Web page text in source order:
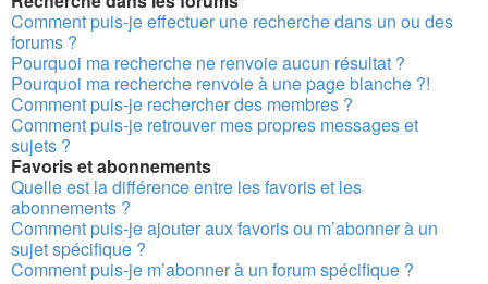
Comment puis-je effectuer une recherche dans un ou des
forums ?
Pourquoi ma recherche ne renvoie aucun résultat ?
Pourquoi ma recherche renvoie à une page blanche ?!
Comment puis-je rechercher des membres ?
Comment puis-je retrouver mes propres messages et
sujets ?
Favoris et abonnements
Quelle est la différence entre les favoris et les
abonnements ?
Comment puis-je ajouter aux favoris ou m’abonner à un
sujet spécifique ?
Comment puis-je m’abonner à un forum spécifique ?